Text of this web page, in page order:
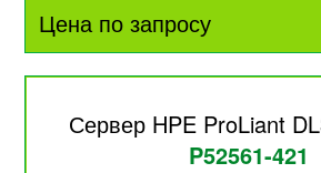
Цена по запросу
Сервер HPE ProLiant
P52561-421